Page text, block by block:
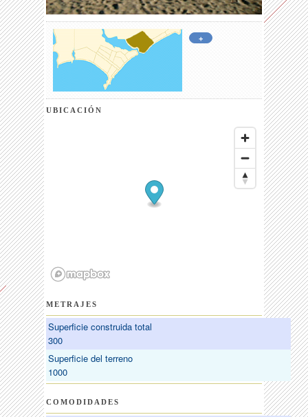
+
UBICACIÓN
METRAJES
Superficie construida total
300
Superficie del terreno
1000
COMODIDADES